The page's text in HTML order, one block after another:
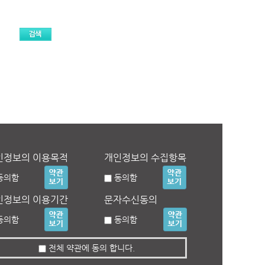
정보의 이용목적
의함
개인정보의 수집항목
동의함
정보의 이용기간
의함
문자수신동의
동의함
전체 약관에 동의 합니다.